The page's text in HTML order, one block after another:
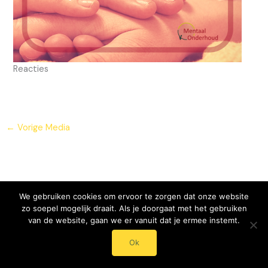
Reacties
← Vorige Media
© 2024 - 2025 Mentaal Onderhoud - Roos Streumer
We gebruiken cookies om ervoor te zorgen dat onze website
zo soepel mogelijk draait. Als je doorgaat met het gebruiken
van de website, gaan we er vanuit dat je ermee instemt.
Ok